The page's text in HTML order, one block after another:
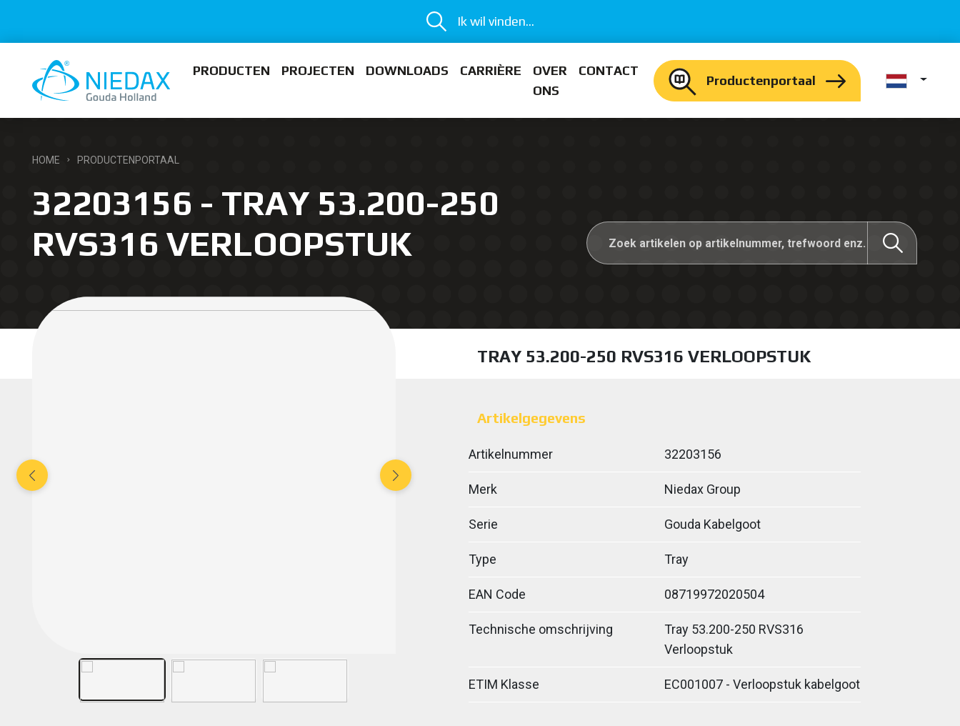
Ik wil vinden...
PRODUCTEN PROJECTEN DOWNLOADS CARRIÈRE
OVER
ONS
CONTACT
Productenportaal
HOME PRODUCTENPORTAAL
32203156 - TRAY 53.200-250
RVS316 VERLOOPSTUK
TRAY 53.200-250 RVS316 VERLOOPSTUK
Artikelgegevens
Artikelnummer 32203156
Merk Niedax Group
Serie Gouda Kabelgoot
Type Tray
EAN Code 08719972020504
Technische omschrijving
Tray 53.200-250 RVS316
Verloopstuk
ETIM Klasse EC001007 - Verloopstuk kabelgoot